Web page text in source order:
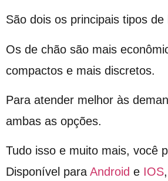
São dois os principais tipos de
Os de chão são mais
compactos e mais discretos.
Para atender melhor às
ambas as opções.
Tudo isso e muito mais, você
Disponível para Android e IOS